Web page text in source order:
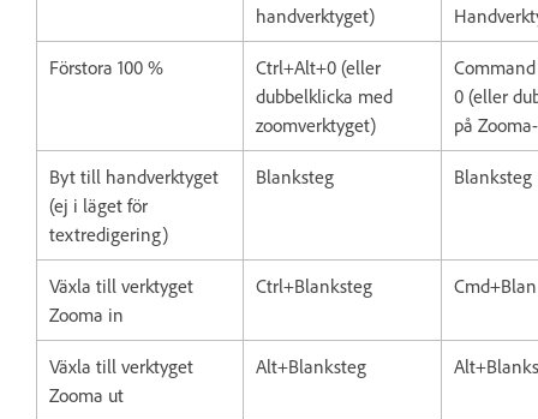
handverktyget)
Förstora 100 %
Ctrl+Alt+0 (eller
dubbelklicka med
zoomverktyget)
0 (eller
på
Byt till handverktyget
(ej i läget för
textredigering)
Blanksteg Blanksteg
Växla till verktyget
Zooma in
Ctrl+Blanksteg
Växla till verktyget
Zooma ut
Alt+Blanksteg